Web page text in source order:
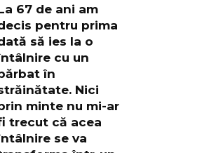
67 de ani am
pentru prima
să ies la o
cu un
în
Nici
minte nu mi-ar
trecut că acea
se va